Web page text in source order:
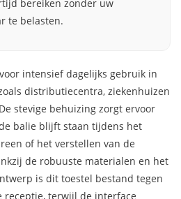
bereiken zonder uw
te belasten.
intensief dagelijks gebruik in
distributiecentra, ziekenhuizen
stevige behuizing zorgt ervoor
balie blijft staan tijdens het
of het verstellen van de
de robuuste materialen en het
is dit toestel bestand tegen
receptie, terwijl de interface